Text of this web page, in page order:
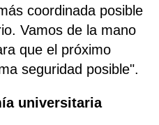
coordinada posible
Vamos de la mano
que el próximo
seguridad posible".
universitaria